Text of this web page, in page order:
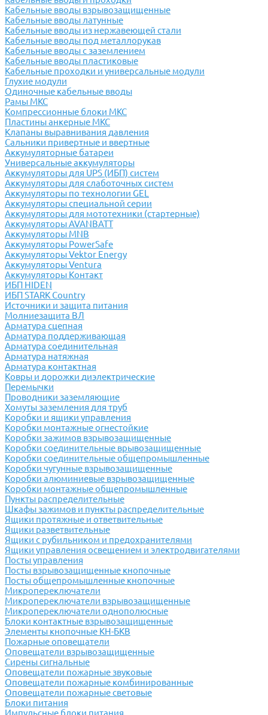
Кабельные вводы взрывозащищенные
Кабельные вводы латунные
Кабельные вводы из нержавеющей стали
Кабельные вводы под металлорукав
Кабельные вводы с заземлением
Кабельные вводы пластиковые
Кабельные проходки и универсальные модули
Глухие модули
Одиночные кабельные вводы
Рамы МКС
Компрессионные блоки МКС
Пластины анкерные МКС
Клапаны выравнивания давления
Сальники привертные и ввертные
Аккумуляторные батареи
Универсальные аккумуляторы
Аккумуляторы для UPS (ИБП) систем
Аккумуляторы для слаботочных систем
Аккумуляторы по технологии GEL
Аккумуляторы специальной серии
Аккумуляторы для мототехники (стартерные)
Аккумуляторы AVANBATT
Аккумуляторы MNB
Аккумуляторы PowerSafe
Аккумуляторы Vektor Energy
Аккумуляторы Ventura
Аккумуляторы Контакт
ИБП HIDEN
ИБП STARK Country
Источники и защита питания
Молниезащита ВЛ
Арматура сцепная
Арматура поддерживающая
Арматура соединительная
Арматура натяжная
Арматура контактная
Ковры и дорожки диэлектрические
Перемычки
Проводники заземляющие
Хомуты заземления для труб
Коробки и ящики управления
Коробки монтажные огнестойкие
Коробки зажимов взрывозащищенные
Коробки соединительные врывозащищенные
Коробки соединительные общепромышленные
Коробки чугунные взрывозащищенные
Коробки алюминиевые взрывозащищенные
Коробки монтажные общепромышленные
Пункты распределительные
Шкафы зажимов и пункты распределительные
Ящики протяжные и ответвительные
Ящики разветвительные
Ящики с рубильником и предохранителями
Ящики управления освещением и электродвигателями
Посты управления
Посты взрывозащищенные кнопочные
Посты общепромышленные кнопочные
Микропереключатели
Микропереключатели взрывозащищенные
Микропереключатели однополюсные
Блоки контактные взрывозащищенные
Элементы кнопочные КН-БКВ
Пожарные оповещатели
Оповещатели взрывозащищенные
Сирены сигнальные
Оповещатели пожарные звуковые
Оповещатели пожарные комбинированные
Оповещатели пожарные световые
Блоки питания
Импульсные блоки питания